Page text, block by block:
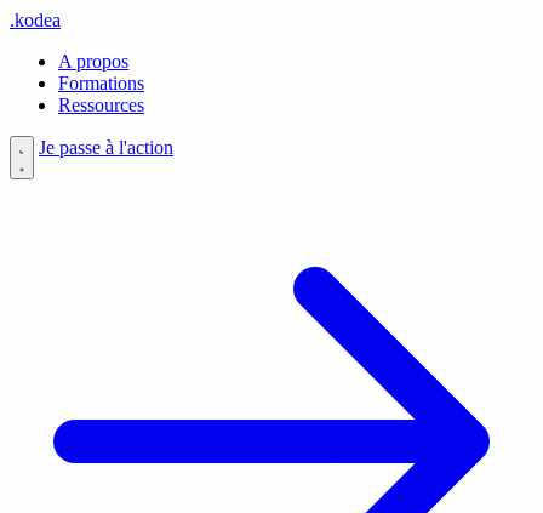
.kodea
A propos
Formations
Ressources
Je passe à l'action